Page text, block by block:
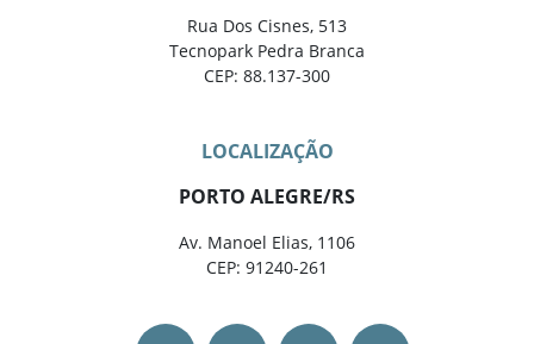
Rua Dos Cisnes, 513
Tecnopark Pedra Branca
CEP: 88.137-300
LOCALIZAÇÃO
PORTO ALEGRE/RS
Av. Manoel Elias, 1106
CEP: 91240-261